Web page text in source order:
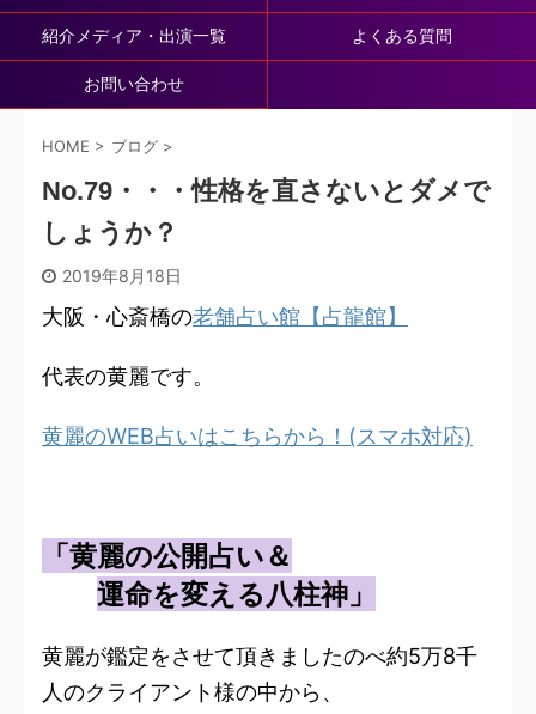
紹介メディア・出演一覧 よくある質問
お問い合わせ
HOME > ブログ >
No.79・・・性格を直さないとダメで
しょうか？
2019年8月18日
大阪・心斎橋の老舗占い館【占龍館】
代表の黄麗です。
黄麗のWEB占いはこちらから！(スマホ対応)
「黄麗の公開占い＆
運命を変える八柱神」
黄麗が鑑定をさせて頂きましたのべ約5万8千
人のクライアント様の中から、